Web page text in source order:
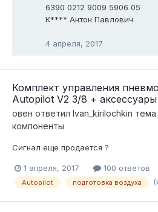
6390 0212 9009 5906 05
К**** Антон Павлович
4 апреля, 2017
Комплект управления
Autopilot V2 3/8 + аксессуары
овен ответил Ivan_kirilochkin тема
компоненты
Сигнал еще продается ?
1 апреля, 2017 100 ответов
Autopilot подготовка воздуха